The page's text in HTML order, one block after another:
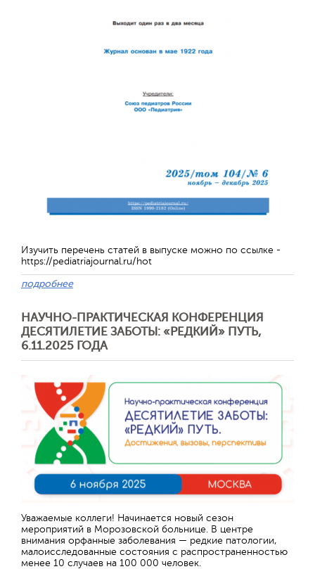
Изучить перечень статей в выпуске можно по ссылке -
https://pediatriajournal.ru/hot
подробнее
НАУЧНО-ПРАКТИЧЕСКАЯ КОНФЕРЕНЦИЯ
ДЕСЯТИЛЕТИЕ ЗАБОТЫ: «РЕДКИЙ» ПУТЬ,
6.11.2025 ГОДА
Уважаемые коллеги! Начинается новый сезон
мероприятий в Морозовской больнице. В центре
внимания орфанные заболевания — редкие патологии,
малоисследованные состояния с распространенностью
менее 10 случаев на 100 000 человек.